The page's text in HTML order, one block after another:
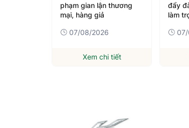
đẩy đà hợp tác kinh tế
làm trọng tâm, động lực
phương
07/08/2026
Xem chi tiết